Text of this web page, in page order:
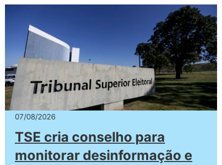
07/08/2026
TSE cria conselho para
monitorar desinformação e